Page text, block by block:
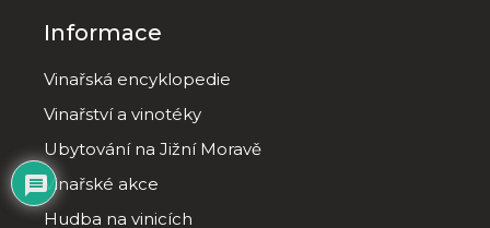
Informace
Vinařská encyklopedie
Vinařství a vinotéky
Ubytování na Jižní Moravě
Vinařské akce
Hudba na vinicích